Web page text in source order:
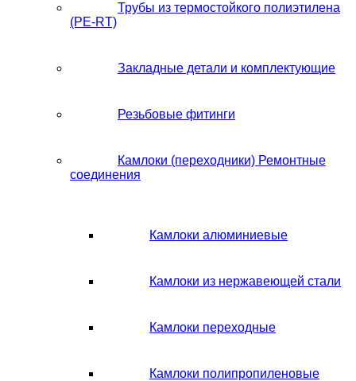
Трубы из термостойкого полиэтилена
(PE-RT)
Закладные детали и комплектующие
Резьбовые фитинги
Камлоки (переходники) Ремонтные
соединения
Камлоки алюминиевые
Камлоки из нержавеющей стали
Камлоки переходные
Камлоки полипропиленовые